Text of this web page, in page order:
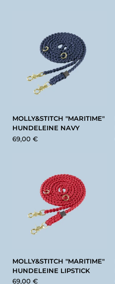
MOLLY&STITCH "MARITIME"
HUNDELEINE NAVY
69,00 €
MOLLY&STITCH "MARITIME"
HUNDELEINE LIPSTICK
69,00 €